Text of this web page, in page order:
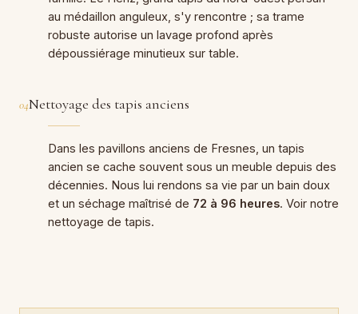
au médaillon anguleux, s'y rencontre ; sa trame
robuste autorise un lavage profond après
dépoussiérage minutieux sur table.
04Nettoyage des tapis anciens
Dans les pavillons anciens de Fresnes, un tapis
ancien se cache souvent sous un meuble depuis des
décennies. Nous lui rendons sa vie par un bain doux
et un séchage maîtrisé de 72 à 96 heures. Voir notre
nettoyage de tapis.